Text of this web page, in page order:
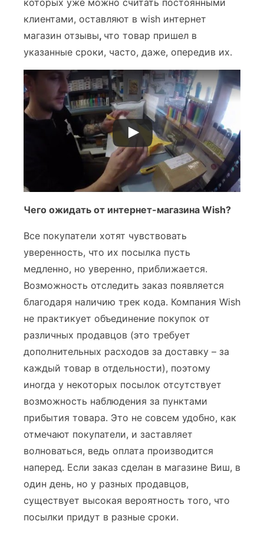
которых уже можно считать постоянными
клиентами, оставляют в wish интернет
магазин отзывы, что товар пришел в
указанные сроки, часто, даже, опередив их.
Чего ожидать от интернет-магазина Wish?
Все покупатели хотят чувствовать
уверенность, что их посылка пусть
медленно, но уверенно, приближается.
Возможность отследить заказ появляется
благодаря наличию трек кода. Компания Wish
не практикует объединение покупок от
различных продавцов (это требует
дополнительных расходов за доставку – за
каждый товар в отдельности), поэтому
иногда у некоторых посылок отсутствует
возможность наблюдения за пунктами
прибытия товара. Это не совсем удобно, как
отмечают покупатели, и заставляет
волноваться, ведь оплата производится
наперед. Если заказ сделан в магазине Виш, в
один день, но у разных продавцов,
существует высокая вероятность того, что
посылки придут в разные сроки.